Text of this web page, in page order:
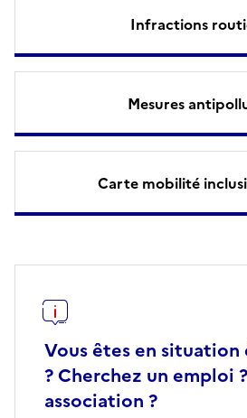
Infractions
Mesures
Carte mobilité
Vous êtes en situation
? Cherchez un emploi
association ?